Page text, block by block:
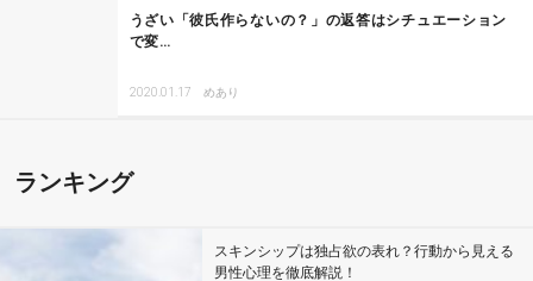
うざい「彼氏作らないの？」の返答はシチュエーション
で変…
2020.01.17 めあり
ランキング
スキンシップは独占欲の表れ？行動から見える
男性心理を徹底解説！